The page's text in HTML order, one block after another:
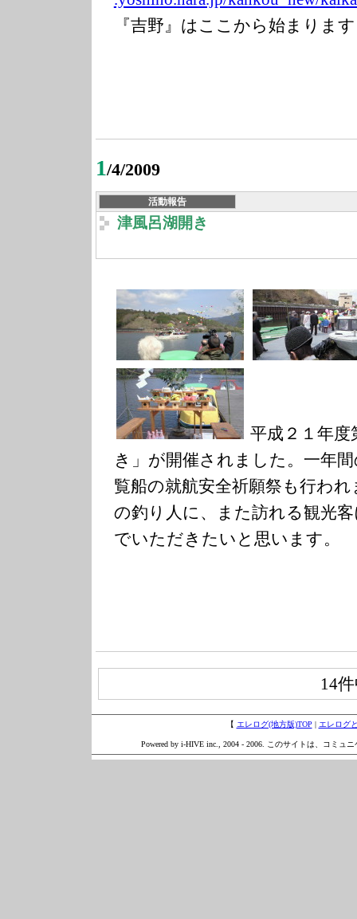
『吉野』はここから始まりま
1/4/2009
活動報告
津風呂湖開き
平成２１年度
き」が開催されました。一年
覧船の就航安全祈願祭も行わ
の釣り人に、また訪れる観光
でいただきたいと思います。
14
【 エレログ(地方版)TOP | エレログ
Powered by i-HIVE inc., 2004 - 2006. このサイトは、コミュ